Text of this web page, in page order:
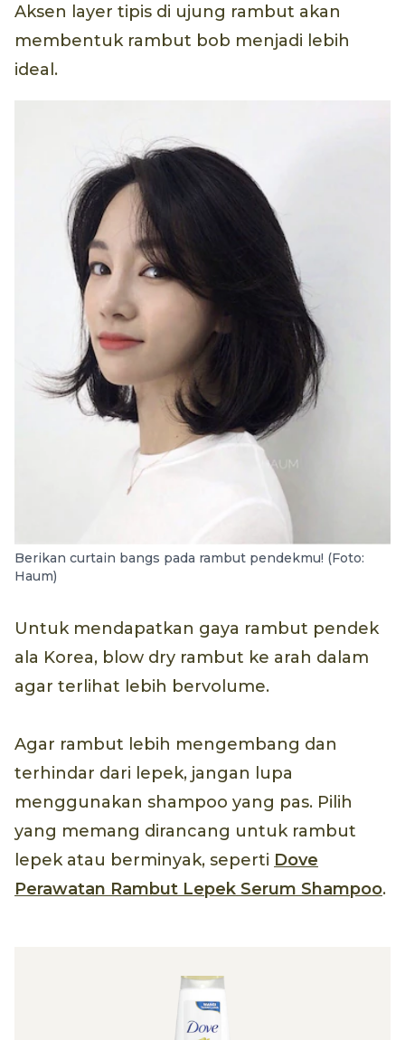
Aksen layer tipis di ujung rambut akan
membentuk rambut bob menjadi lebih
ideal.
Berikan curtain bangs pada rambut pendekmu! (Foto:
Haum)
Untuk mendapatkan gaya rambut pendek
ala Korea, blow dry rambut ke arah dalam
agar terlihat lebih bervolume.
Agar rambut lebih mengembang dan
terhindar dari lepek, jangan lupa
menggunakan shampoo yang pas. Pilih
yang memang dirancang untuk rambut
lepek atau berminyak, seperti Dove
Perawatan Rambut Lepek Serum Shampoo.